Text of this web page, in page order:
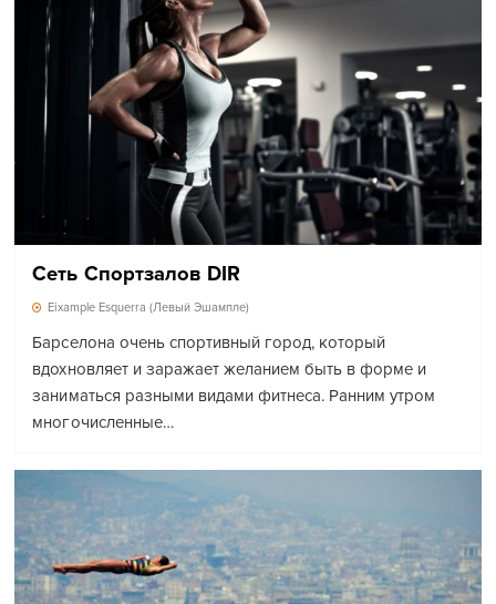
Сеть Спортзалов DIR
Eixample Esquerra (Левый Эшампле)
Барселона очень спортивный город, который
вдохновляет и заражает желанием быть в форме и
заниматься разными видами фитнеса. Ранним утром
многочисленные…